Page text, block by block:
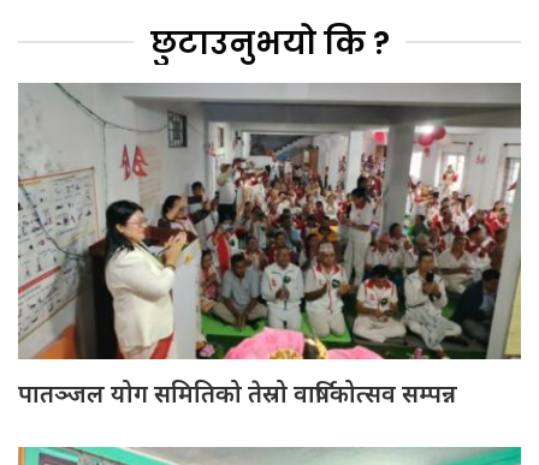
छुटाउनुभयो कि ?
पातञ्जल योग समितिको तेस्रो वार्षिकोत्सव सम्पन्न